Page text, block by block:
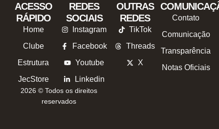
ACESSO
RÁPIDO
Home
Clube
Estrutura
JecStore
REDES
SOCIAIS
Instagram
Facebook
Youtube
Linkedin
OUTRAS
REDES
TikTok
Threads
X
Contato
Comunicação
Transparência
Notas Oficiais
2026 © Todos os direitos
reservados